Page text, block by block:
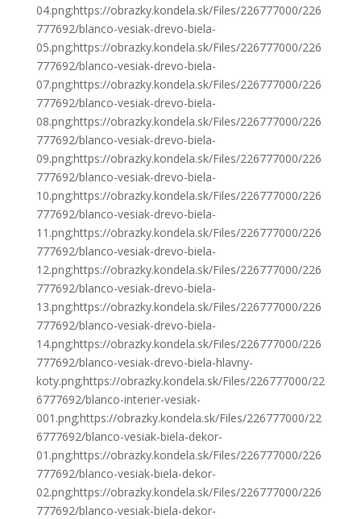
04.png;https://obrazky.kondela.sk/Files/226777000/226
777692/blanco-vesiak-drevo-biela-
05.png;https://obrazky.kondela.sk/Files/226777000/226
777692/blanco-vesiak-drevo-biela-
07.png;https://obrazky.kondela.sk/Files/226777000/226
777692/blanco-vesiak-drevo-biela-
08.png;https://obrazky.kondela.sk/Files/226777000/226
777692/blanco-vesiak-drevo-biela-
09.png;https://obrazky.kondela.sk/Files/226777000/226
777692/blanco-vesiak-drevo-biela-
10.png;https://obrazky.kondela.sk/Files/226777000/226
777692/blanco-vesiak-drevo-biela-
11.png;https://obrazky.kondela.sk/Files/226777000/226
777692/blanco-vesiak-drevo-biela-
12.png;https://obrazky.kondela.sk/Files/226777000/226
777692/blanco-vesiak-drevo-biela-
13.png;https://obrazky.kondela.sk/Files/226777000/226
777692/blanco-vesiak-drevo-biela-
14.png;https://obrazky.kondela.sk/Files/226777000/226
777692/blanco-vesiak-drevo-biela-hlavny-
koty.png;https://obrazky.kondela.sk/Files/226777000/22
6777692/blanco-interier-vesiak-
001.png;https://obrazky.kondela.sk/Files/226777000/22
6777692/blanco-vesiak-biela-dekor-
01.png;https://obrazky.kondela.sk/Files/226777000/226
777692/blanco-vesiak-biela-dekor-
02.png;https://obrazky.kondela.sk/Files/226777000/226
777692/blanco-vesiak-biela-dekor-